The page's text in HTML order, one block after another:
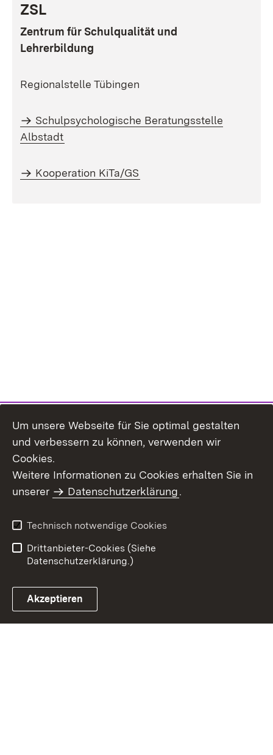
ZSL
Zentrum für Schulqualität und
Lehrerbildung
Regionalstelle Tübingen
Schulpsychologische Beratungsstelle
Albstadt
Kooperation KiTa/GS
Benutzungshinweise
Erklärung zur
Um unsere Webseite für Sie optimal gestalten
und verbessern zu können, verwenden wir
Cookies.
Weitere Informationen zu Cookies erhalten Sie in
unserer
Datenschutzerklärung.
Technisch notwendige Cookies
Drittanbieter-Cookies (Siehe
Datenschutzerklärung.)
Akzeptieren